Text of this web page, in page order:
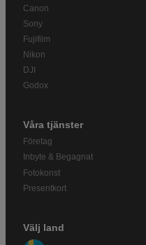
Canon
Sony
Fujifilm
Nikon
DJI
Godox
Våra tjänster
Företag
Inbyte & Begagnat
Fotokonst
Presentkort
Välj land